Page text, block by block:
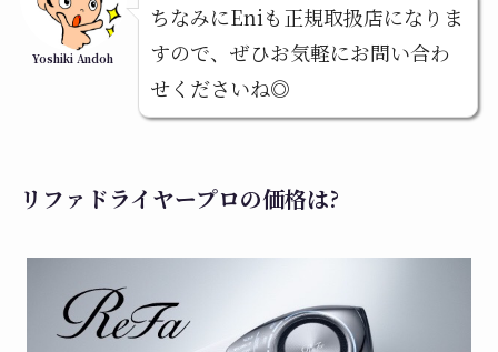
Yoshiki Andoh
ちなみにEniも正規取扱店になりま
すので、ぜひお気軽にお問い合わ
せくださいね◎
リファドライヤープロの価格は?